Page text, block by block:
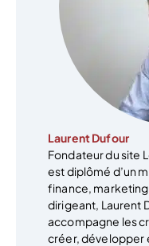
Laurent Dufour
Fondateur du site
est diplômé d’un
finance,
dirigeant, Laurent
accompagne les
créer, développer